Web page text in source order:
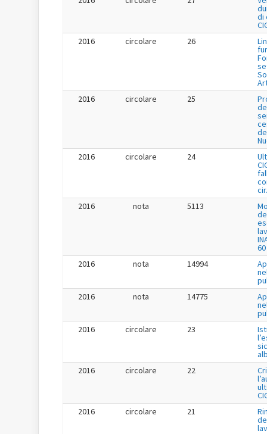
di
2016
circolare 26
2016
circolare 25
2016
circolare 24
2016
nota 5113
2016
nota 14994
2016
nota 14775
2016
circolare 23
2016
circolare 22
2016
circolare 21